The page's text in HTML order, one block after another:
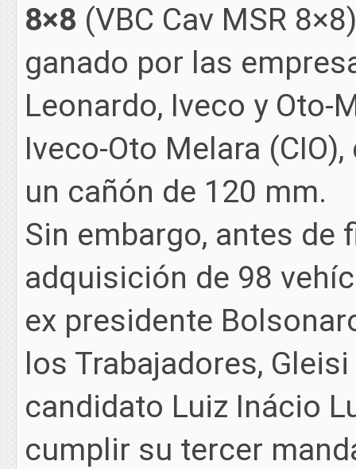
8×8 (VBC Cav MSR
ganado por las
Leonardo, Iveco y Oto-
Iveco-Oto Melara
un cañón de 120 mm.
Sin embargo, antes de
adquisición de 98
ex presidente
los Trabajadores,
candidato Luiz Inácio
cumplir su tercer